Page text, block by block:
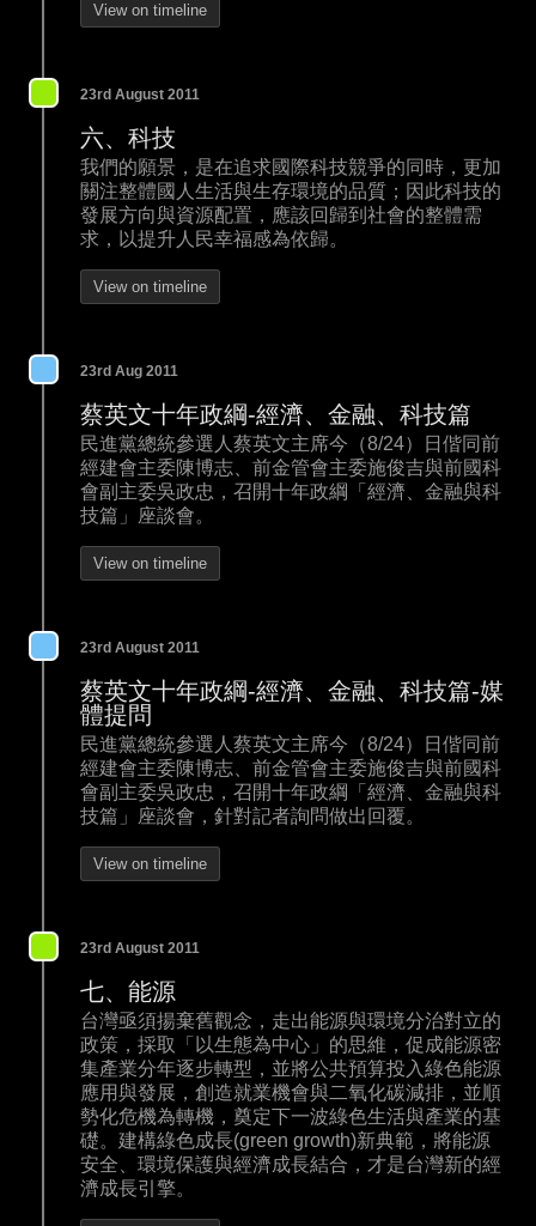
View on timeline
23rd August 2011
六、科技
我們的願景，是在追求國際科技競爭的同時，更加
關注整體國人生活與生存環境的品質；因此科技的
發展方向與資源配置，應該回歸到社會的整體需
求，以提升人民幸福感為依歸。
View on timeline
23rd Aug 2011
蔡英文十年政綱-經濟、金融、科技篇
民進黨總統參選人蔡英文主席今（8/24）日偕同前
經建會主委陳博志、前金管會主委施俊吉與前國科
會副主委吳政忠，召開十年政綱「經濟、金融與科
技篇」座談會。
View on timeline
23rd August 2011
蔡英文十年政綱-經濟、金融、科技篇-媒
體提問
民進黨總統參選人蔡英文主席今（8/24）日偕同前
經建會主委陳博志、前金管會主委施俊吉與前國科
會副主委吳政忠，召開十年政綱「經濟、金融與科
技篇」座談會，針對記者詢問做出回覆。
View on timeline
23rd August 2011
七、能源
台灣亟須揚棄舊觀念，走出能源與環境分治對立的
政策，採取「以生態為中心」的思維，促成能源密
集產業分年逐步轉型，並將公共預算投入綠色能源
應用與發展，創造就業機會與二氧化碳減排，並順
勢化危機為轉機，奠定下一波綠色生活與產業的基
礎。建構綠色成長(green growth)新典範，將能源
安全、環境保護與經濟成長結合，才是台灣新的經
濟成長引擎。